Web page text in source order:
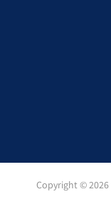
Copyright © 2026